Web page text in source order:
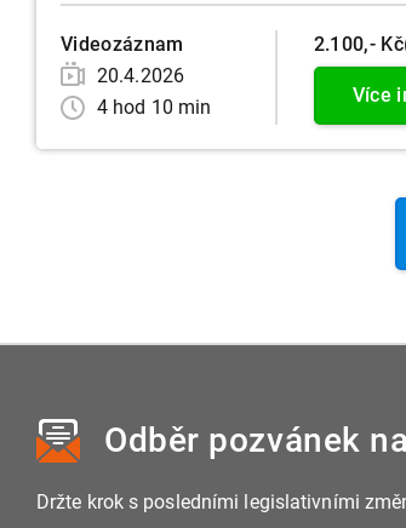
Videozáznam
20.4.2026
4 hod 10 min
2.100,- Kč
Více
Odběr pozvánek
Držte krok s posledními legislativními